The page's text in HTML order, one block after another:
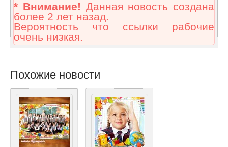
* Внимание! Данная новость создана
более 2 лет назад.
Вероятность что ссылки рабочие
очень низкая.
Похожие новости